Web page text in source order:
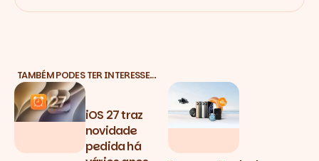
TAMBÉM PODES TER INTERESSE…
iOS 27 traz
novidade
pedida há